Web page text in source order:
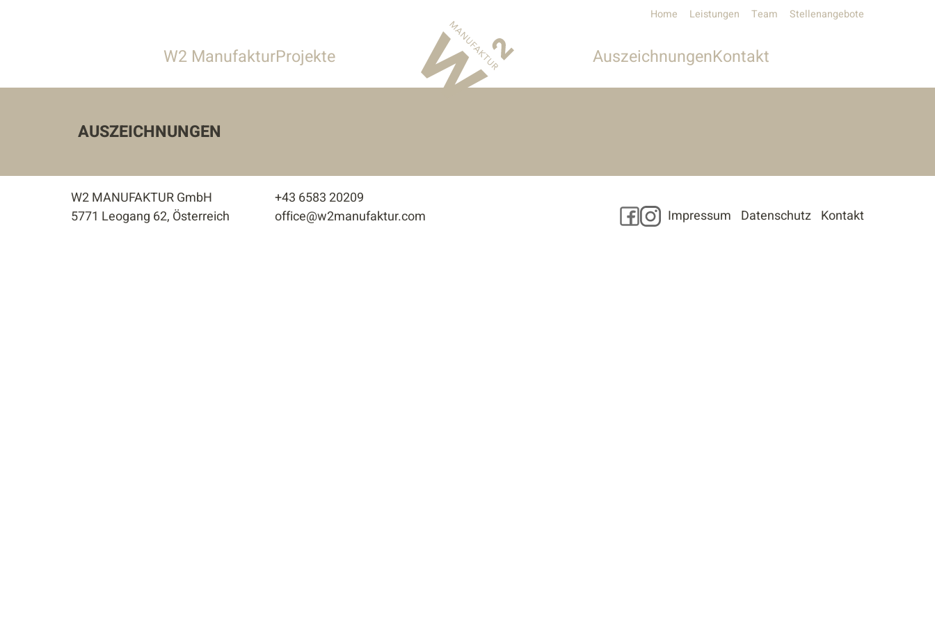
W2 Manufaktur
Leistungen
Stellenangebote
Projekte
Privathäuser
Wohnbau
AuszeichnungenKontakt
Home Leistungen Team Stellenangebote
AUSZEICHNUNGEN
W2 MANUFAKTUR GmbH
5771 Leogang 62, Österreich
+43 6583 20209
office@w2manufaktur.com
Facebook
InstagramImpressum Datenschutz Kontakt